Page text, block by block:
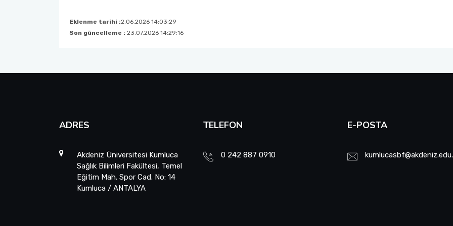
Eklenme tarihi :2.06.2026 14:03:29
Son güncelleme : 23.07.2026 14:29:16
ADRES
Akdeniz Üniversitesi Kumluca
Sağlık Bilimleri Fakültesi, Temel
Eğitim Mah. Spor Cad. No: 14
Kumluca / ANTALYA
TELEFON
0 242 887 0910
E-POSTA